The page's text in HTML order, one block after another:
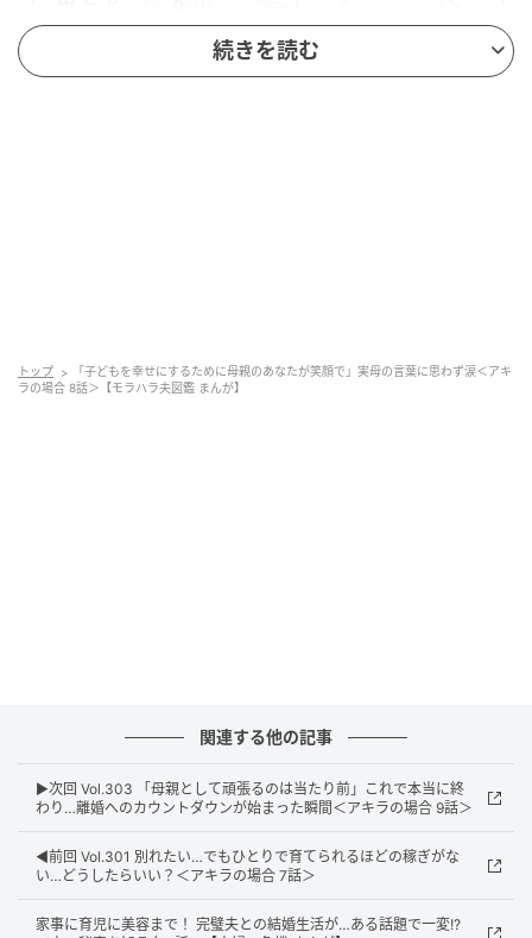
続きを読む
トップ
「子どもを幸せにするために母親のあなたが笑顔で」実母の言葉に思わず涙＜アキ
ラの場合 8話＞【モラハラ夫図鑑 まんが】
関連する他の記事
▶︎次回 Vol.303 「母親として頑張るのは当たり前」これで本当に終
わり…離婚へのカウントダウンが始まった瞬間＜アキラの場合 9話＞
◀︎前回 Vol.301 別れたい…でもひとりで育てられるほどの稼ぎがな
い…どうしたらいい？＜アキラの場合 7話＞
家事に育児に美容まで！ 完璧夫との結婚生活が…ある話題で一変!?